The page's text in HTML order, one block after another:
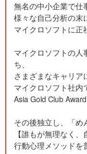
無名の中小企業で仕
様々な自己分析の末
マイクロソフトに正
マイクロソフトの人
ち、
さまざまなキャリア
マイクロソフト社内
Asia Gold Club Award
その後独立し、「め
【誰もが無理なく、
行動心理メソッドを